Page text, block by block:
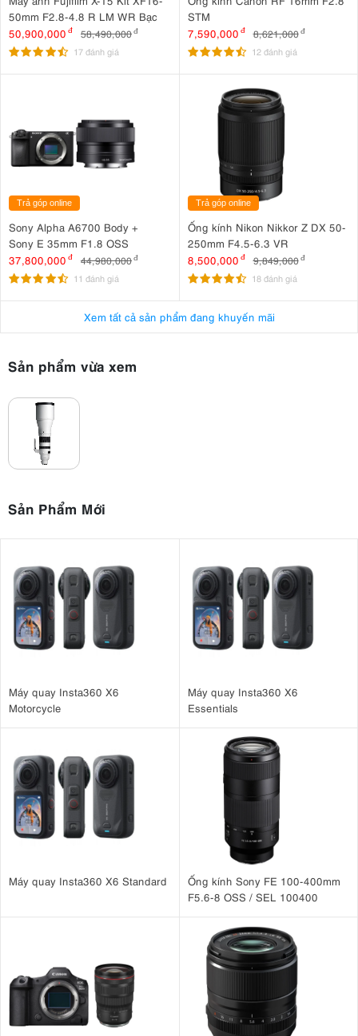
50mm F2.8-4.8 R LM WR Bạc
50,900,000 đ 58,490,000đ
17 đánh giá
STM
7,590,000 đ 8,621,000 đ
12 đánh giá
Trả góp online
Sony Alpha A6700 Body +
Sony E 35mm F1.8 OSS
37,800,000 đ 44,980,000đ
11 đánh giá
Trả góp online
Ống kính Nikon Nikkor Z DX 50-
250mm F4.5-6.3 VR
8,500,000 đ 9,849,000 đ
18 đánh giá
Xem tất cả sản phẩm đang khuyến mãi
Sản phẩm vừa xem
Sản Phẩm Mới
Máy quay Insta360 X6
Motorcycle
Máy quay Insta360 X6
Essentials
Máy quay Insta360 X6 Standard
Ống kính Sony FE 100-400mm
F5.6-8 OSS / SEL 100400